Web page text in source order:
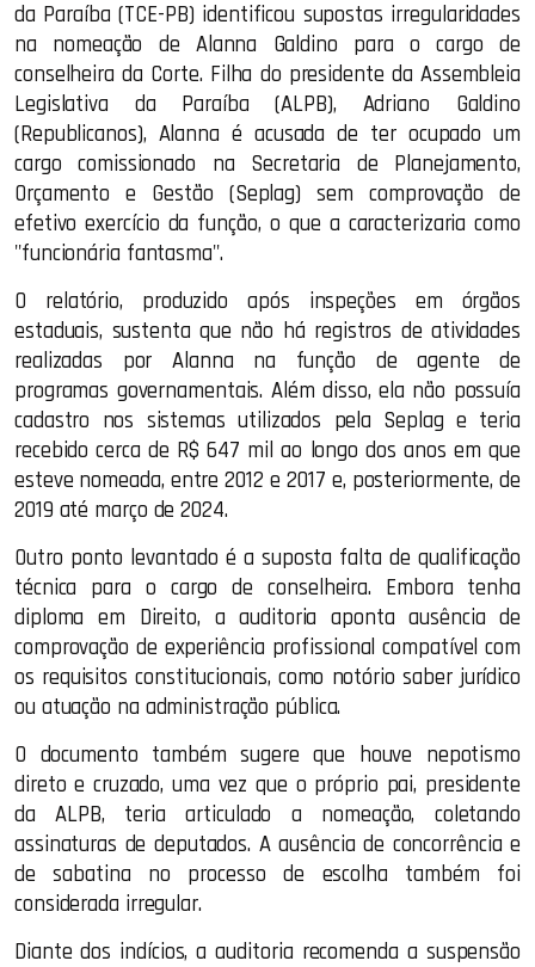
da Paraíba (TCE-PB) identificou supostas irregularidades
na nomeação de Alanna Galdino para o cargo de
conselheira da Corte. Filha do presidente da Assembleia
Legislativa da Paraíba (ALPB), Adriano Galdino
(Republicanos), Alanna é acusada de ter ocupado um
cargo comissionado na Secretaria de Planejamento,
Orçamento e Gestão (Seplag) sem comprovação de
efetivo exercício da função, o que a caracterizaria como
"funcionária fantasma".
O relatório, produzido após inspeções em órgãos
estaduais, sustenta que não há registros de atividades
realizadas por Alanna na função de agente de
programas governamentais. Além disso, ela não possuía
cadastro nos sistemas utilizados pela Seplag e teria
recebido cerca de R$ 647 mil ao longo dos anos em que
esteve nomeada, entre 2012 e 2017 e, posteriormente, de
2019 até março de 2024.
Outro ponto levantado é a suposta falta de qualificação
técnica para o cargo de conselheira. Embora tenha
diploma em Direito, a auditoria aponta ausência de
comprovação de experiência profissional compatível com
os requisitos constitucionais, como notório saber jurídico
ou atuação na administração pública.
O documento também sugere que houve nepotismo
direto e cruzado, uma vez que o próprio pai, presidente
da ALPB, teria articulado a nomeação, coletando
assinaturas de deputados. A ausência de concorrência e
de sabatina no processo de escolha também foi
considerada irregular.
Diante dos indícios, a auditoria recomenda a suspensão